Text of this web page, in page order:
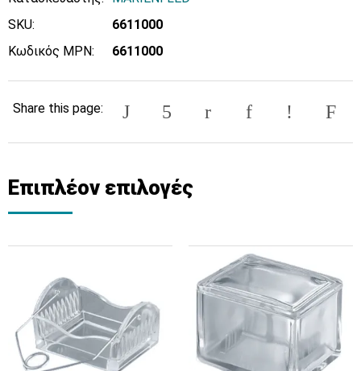
SKU:
6611000
Κωδικός MPN:
6611000
Share this page:
Επιπλέον επιλογές